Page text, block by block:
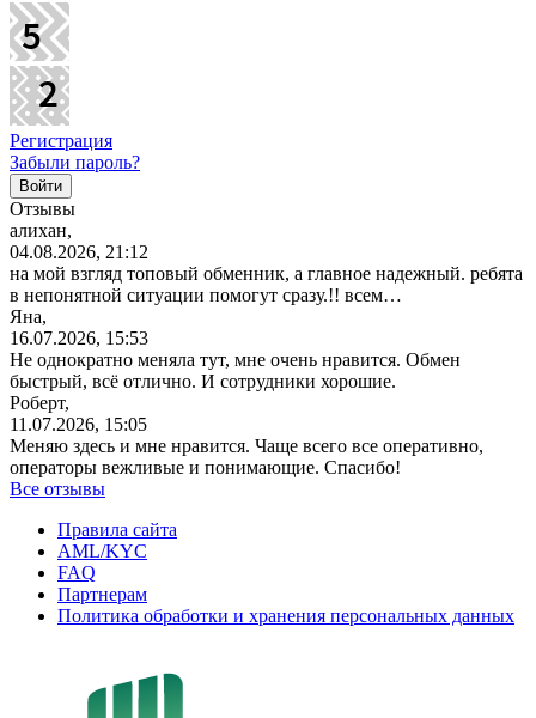
Регистрация
Забыли пароль?
Отзывы
алихан,
04.08.2026, 21:12
на мой взгляд топовый обменник, а главное надежный. ребята
в непонятной ситуации помогут сразу.!! всем…
Яна,
16.07.2026, 15:53
Не однократно меняла тут, мне очень нравится. Обмен
быстрый, всё отлично. И сотрудники хорошие.
Роберт,
11.07.2026, 15:05
Меняю здесь и мне нравится. Чаще всего все оперативно,
операторы вежливые и понимающие. Спасибо!
Все отзывы
Правила сайта
AML/KYC
FAQ
Партнерам
Политика обработки и хранения персональных данных